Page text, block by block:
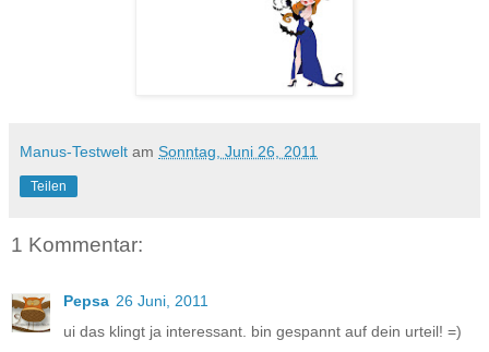
Manus-Testwelt am Sonntag, Juni 26, 2011
Teilen
1 Kommentar:
Pepsa 26 Juni, 2011
ui das klingt ja interessant. bin gespannt auf dein urteil! =)